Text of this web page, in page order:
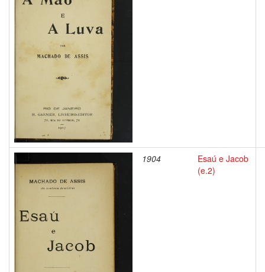
1904
Esaú e Jacob
(e.2)